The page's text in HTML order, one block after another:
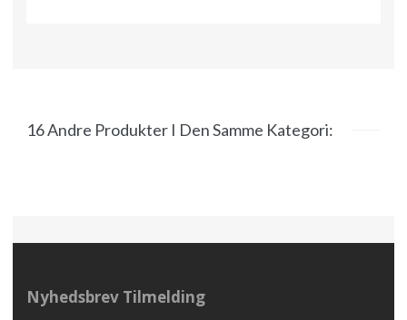
16 Andre Produkter I Den Samme Kategori:
Nyhedsbrev Tilmelding